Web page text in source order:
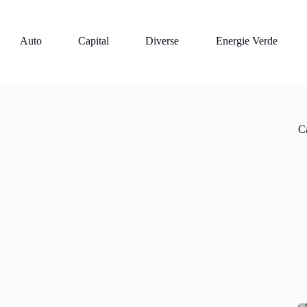
Auto
Capital Diverse Energie Verde